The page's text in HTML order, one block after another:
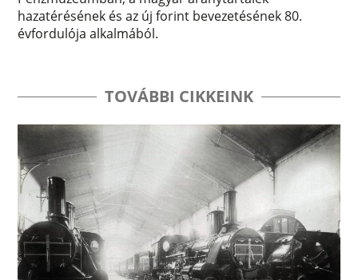
hazatérésének és az új forint bevezetésének 80.
évfordulója alkalmából.
TOVÁBBI CIKKEINK